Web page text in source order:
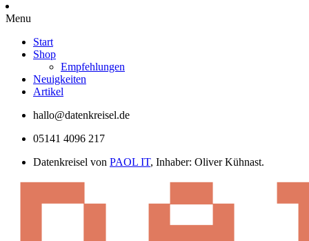
Menu
Start
Shop
Empfehlungen
Neuigkeiten
Artikel
hallo@datenkreisel.de
05141 4096 217
Datenkreisel von PAOL IT, Inhaber: Oliver Kühnast.